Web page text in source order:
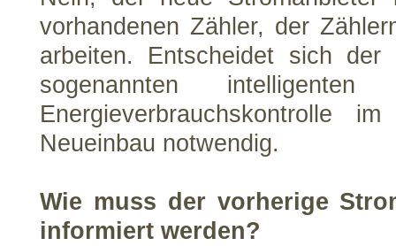
vorhandenen Zähler, der
arbeiten. Entscheidet sich
sogenannten
Neueinbau notwendig.
Wie muss der vorherige
informiert werden?